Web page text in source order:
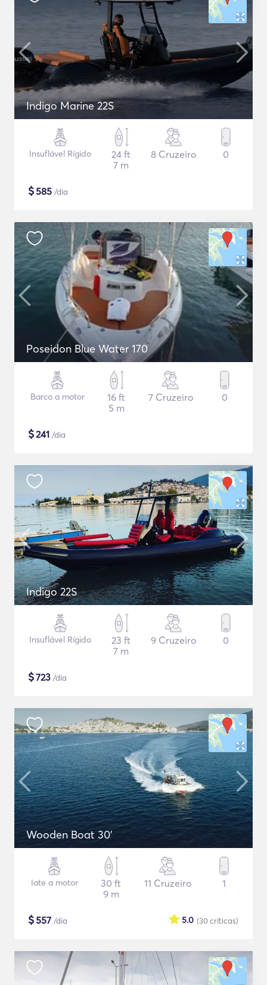
Indigo Marine 22S
Insuflável Rígido
24 ft
7 m
8 Cruzeiro 0
$585 /dia
Poseidon Blue Water 170
Barco a motor
16 ft
5 m
7 Cruzeiro 0
$241 /dia
Indigo 22S
Insuflável Rígido
23 ft
7 m
9 Cruzeiro 0
$723 /dia
Wooden Boat 30'
Iate a motor
30 ft
9 m
11 Cruzeiro 1
$557 /dia (30críticas)
5.0